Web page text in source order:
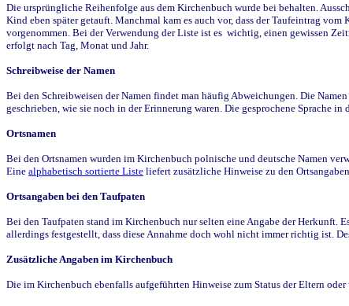
Die ursprüngliche Reihenfolge aus dem Kirchenbuch wurde bei behalten.
Kind eben später getauft. Manchmal kam es auch vor, dass der Taufeintrag
vorgenommen. Bei der Verwendung der Liste ist es wichtig, einen gewissen
erfolgt nach Tag, Monat und Jahr.
Schreibweise der Namen
Bei den Schreibweisen der Namen findet man häufig Abweichungen. Die
geschrieben, wie sie noch in der Erinnerung waren. Die gesprochene Sprache
Ortsnamen
Bei den Ortsnamen wurden im Kirchenbuch polnische und deutsche Namen
Eine alphabetisch sortierte Liste liefert zusätzliche Hinweise zu den
Ortsangaben bei den Taufpaten
Bei den Taufpaten stand im Kirchenbuch nur selten eine Angabe der Herkunft.
allerdings festgestellt, dass diese Annahme doch wohl nicht immer richtig ist.
Zusätzliche Angaben im Kirchenbuch
Die im Kirchenbuch ebenfalls aufgeführten Hinweise zum Status der Eltern